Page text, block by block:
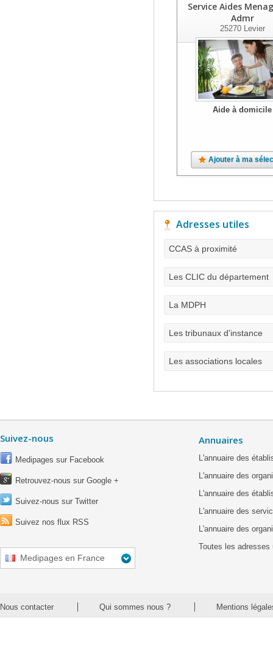
Service Aides
Admr
25270Levier
Aide à domicile
Ajouter à ma
Adresses utiles
CCAS à proximité
Les CLIC du département
La MDPH
Les tribunaux d'instance
Les associations locales
Suivez-nous
Medipages sur Facebook
Retrouvez-nous sur Google +
Suivez-nous sur Twitter
Suivez nos flux RSS
Medipages en France
Annuaires
L'annuaire des
L'annuaire des
L'annuaire des
L'annuaire des
L'annuaire des
Toutes les adresses
Nous contacter Qui sommes nous ? Mentions